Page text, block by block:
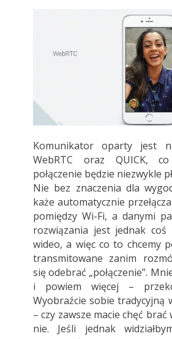
Komunikator oparty jest
WebRTC oraz QUICK,
połączenie będzie niezwykle
Nie bez znaczenia dla
każe automatycznie
pomiędzy Wi-Fi, a danymi
rozwiązania jest jednak
wideo, a więc co to chcemy
transmitowane zanim
się odebrać „połączenie”.
i powiem więcej –
Wyobraźcie sobie tradycyjną
– czy zawsze macie chęć brać
nie. Jeśli jednak